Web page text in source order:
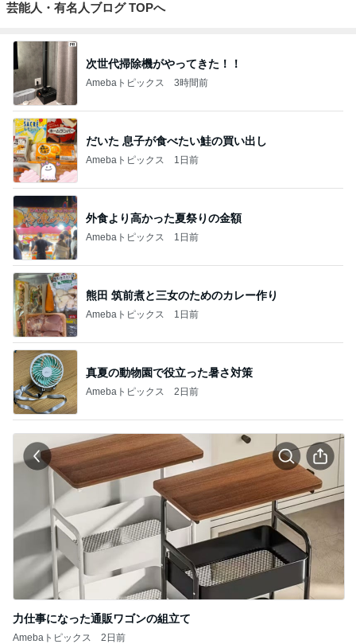
芸能人・有名人ブログ TOPへ
次世代掃除機がやってきた！！
Amebaトピックス 3時間前
だいた 息子が食べたい鮭の買い出し
Amebaトピックス 1日前
外食より高かった夏祭りの金額
Amebaトピックス 1日前
熊田 筑前煮と三女のためのカレー作り
Amebaトピックス 1日前
真夏の動物園で役立った暑さ対策
Amebaトピックス 2日前
力仕事になった通販ワゴンの組立て
Amebaトピックス 2日前